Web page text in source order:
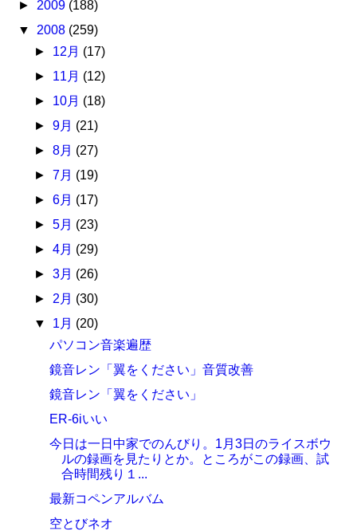
► 2009 (188)
▼ 2008 (259)
► 12月 (17)
► 11月 (12)
► 10月 (18)
► 9月 (21)
► 8月 (27)
► 7月 (19)
► 6月 (17)
► 5月 (23)
► 4月 (29)
► 3月 (26)
► 2月 (30)
▼ 1月 (20)
パソコン音楽遍歴
鏡音レン「翼をください」音質改善
鏡音レン「翼をください」
ER-6iいい
今日は一日中家でのんびり。1月3日のライスボウ
ルの録画を見たりとか。ところがこの録画、試
合時間残り１...
最新コペンアルバム
空とびネオ